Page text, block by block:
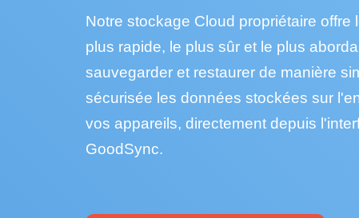
Notre stockage Cloud propriétaire offre
plus rapide, le plus sûr et le plus
sauvegarder et restaurer de manière
sécurisée les données stockées sur
vos appareils, directement depuis
GoodSync.